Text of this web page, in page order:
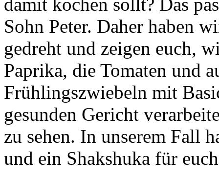
damit kochen sollt? Das
Sohn Peter. Daher haben
gedreht und zeigen euch,
Paprika, die Tomaten und
Frühlingszwiebeln mit
gesunden Gericht
zu sehen. In unserem Fall
und ein Shakshuka für